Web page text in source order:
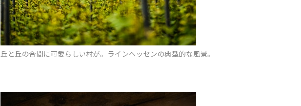
丘と丘の合間に可愛らしい村が。ラインヘッセンの典型的な風景。